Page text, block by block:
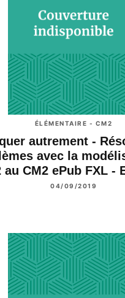
ÉLÉMENTAIRE - CM2
autrement -
avec la
au CM2 ePub FXL -
04/09/2019